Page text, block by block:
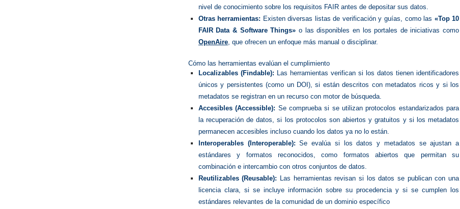
nivel de conocimiento sobre los requisitos FAIR antes de depositar sus datos.
Otras herramientas: Existen diversas listas de verificación y guías, como las «Top 10
FAIR Data & Software Things» o las disponibles en los portales de iniciativas como
OpenAire, que ofrecen un enfoque más manual o disciplinar.
Cómo las herramientas evalúan el cumplimiento
Localizables (Findable): Las herramientas verifican si los datos tienen identificadores
únicos y persistentes (como un DOI), si están descritos con metadatos ricos y si los
metadatos se registran en un recurso con motor de búsqueda.
Accesibles (Accessible): Se comprueba si se utilizan protocolos estandarizados para
la recuperación de datos, si los protocolos son abiertos y gratuitos y si los metadatos
permanecen accesibles incluso cuando los datos ya no lo están.
Interoperables (Interoperable): Se evalúa si los datos y metadatos se ajustan a
estándares y formatos reconocidos, como formatos abiertos que permitan su
combinación e intercambio con otros conjuntos de datos.
Reutilizables (Reusable): Las herramientas revisan si los datos se publican con una
licencia clara, si se incluye información sobre su procedencia y si se cumplen los
estándares relevantes de la comunidad de un dominio específico